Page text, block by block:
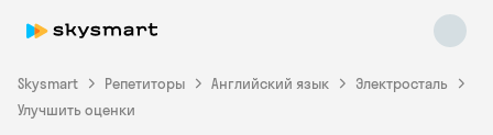
Skysmart Репетиторы Английский язык
Электросталь
Улучшить оценки